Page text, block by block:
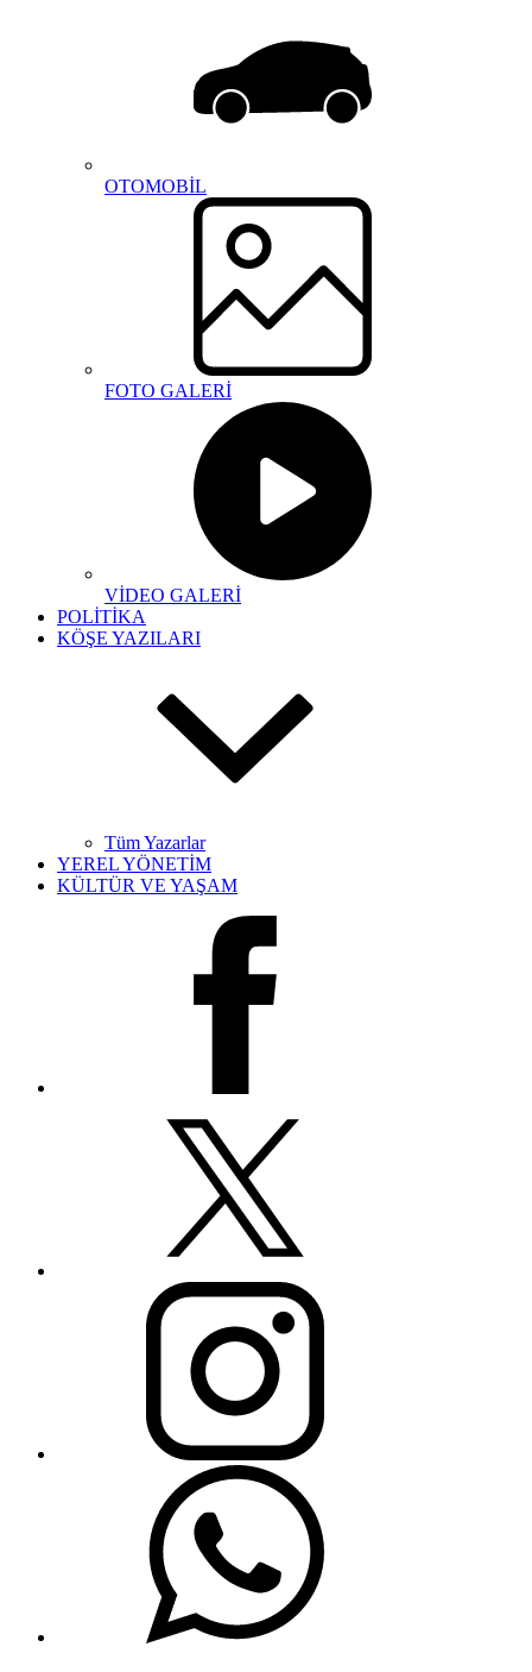
OTOMOBİL
FOTO GALERİ
VİDEO GALERİ
POLİTİKA
KÖŞE YAZILARI
Tüm Yazarlar
YEREL YÖNETİM
KÜLTÜR VE YAŞAM